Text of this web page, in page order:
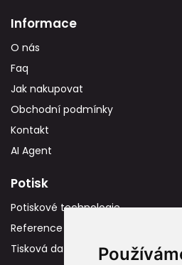
Informace
O nás
Faq
Jak nakupovat
Obchodní podmínky
Kontakt
AI Agent
Potisk
Potiskové technologie
Reference
Tisková data